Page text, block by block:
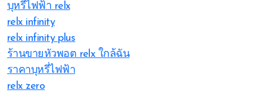
บุหรี่ไฟฟ้า relx
relx infinity
relx infinity plus
ร้านขายหัวพอต relx ใกล้ฉัน
ราคาบุหรี่ไฟฟ้า
relx zero